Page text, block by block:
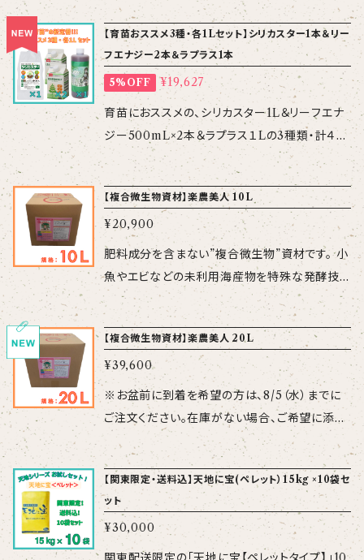
0倍 ※アミノ酸等の各要素をバランス良く吸収
させることが出来ます。特に日照不足等で代謝
が低下したときの栄養補給に適しています。 【使
用上の注意】 ・石灰硫黄合剤などのアルカリ系
資材との混用は避けてください。 ・水にため置き
すると腐敗しますので、希釈液はその日のうちに
ご使用ください。 ・容器の底面部に有機物由来
の「オリ」が沈殿することがありますので、その場
合はよく撹拌してご使用ください。 ・使用後の散
布機やチューブをそのままにしておくと目詰まり
の原因になりますので、洗浄をしてください。
【使用方法】 200～1,000倍を土壌へ潅水、又は
散水 潅水量に合わせて使用して
ください ※1回の標準使用量は、
10aあたり1Lです 【使用上の注意】 ・飲料品で
はありません。 ・寒冷地では、冬場は室内に保管
してください。
物由来の成分で、植物免疫のアップや植物の生
長を促進する効果が期待できます。 【成 分】
LPS（リポポリサッカライド、糖脂質） 【性 状】
pH8.5、比重約1比重約1.04、赤茶色液 【規
格】 10 L 【使用方法】 200～1,000倍を土壌へ
潅水、又は散水 潅水量に合わせ
て使用してください ※1回の標準
使用量は、10aあたり1Lです 【使用上の注意】 ・
飲料品ではありません。 ・寒冷地では、冬場は室
内に保管してください。
【育苗おススメ3種・各1Lセット】シリカスター1本＆リー
フエナジー2本＆ラプラス1本
5%OFF ¥19,627
育苗におススメの、シリカスター1L＆リーフエナ
ジー500mL×2本＆ラプラス１Lの3種類・計４本
の＜お得な＞セット商品です。 当ショップでも人
気ランキング1位の「シリカスター」・2位の「リー
フエナジー」に、今回新たに当ショップのラインナ
ップに加わった発根を促進する「ラプラス」をセッ
トにした育苗におススメのセット商品が新登場し
ました。 シリカスター1L（3,960円 ）＋ リーフエ
ナジー1L（ 5,500円×2本）＋ラプラス1L（5,70
0）＝20,660円 がなんと!!! セット割の5％引き
で＜19,627円＞ 1本ずつバラで購入するよりも、
1,033円お得です。 春定植に向けて、これから育
苗される方、苗の質ををもう一段高めたい方に、
是非、試していただきたいセットになります。 シ
リカスター、リーフエナジー、ラプラスは、それぞ
れの有効成分が違うため、作物へのアプローチ
が異なります。 ●ケイ酸が主成分の「シリカスタ
ー」は、ケイ酸を葉に集積させることにより葉を
ガラスのように硬くし、病害虫の侵入を物理的に
防除します。またガラスのような葉は、光の透過
【複合微生物資材】楽農美人 10L
¥20,900
肥料成分を含まない”複合微生物”資材です。 小
魚やエビなどの未利用海産物を特殊な発酵技
術により高温発酵させ、成分を抽出しており、好
熱菌など100種類以上の微生物を含有していま
す。 「好熱菌」は耳慣れないと思いますが、海底
火山や温泉の近くなど60℃以上の高温で活発
に活動する極限環境微生物です。厳しい環境に
も耐えられるよう、非常に丈夫で常温菌にはな
い特別な機能を持っています。 楽農美人には発
根促進、土壌改良効果、静菌効果、センチュウ対
策の4つの働きがあります。 【種 類】特殊肥
料 【成 分】 N：P：K＝0.5未満：0.5未満：0.
5未満 （％） C/N比 6.0 【性 状】 pH6.0
～6.5、比重約1、茶色 【規 格】 10L（10kg）
【複合微生物資材】楽農美人 20L
¥39,600
※お盆前に到着を希望の方は、8/5（水）までに
ご注文ください。在庫がない場合、ご希望に添え
ない場合があります。 ※20L品はメーカー直送
品になりますので、＜納品書＞は同梱されませ
ん。 また当日＜お昼12時迄＞のご注文で、【最
短で翌営業日】の発送になります。 ●土、日に
ご注文 → 火曜日以降の発送 ●平日15時以
降のご注文 → 翌々営業日以降の発送 ご注文
【関東限定・送料込】天地に宝(ペレット）15kg ×10袋セ
ット
¥30,000